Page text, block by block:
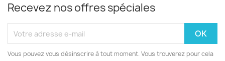
Recevez nos offres spéciales
Vous pouvez vous désinscrire à tout moment. Vous trouverez pour cela